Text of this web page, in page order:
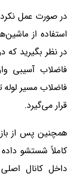
در صورت عمل
استفاده از
در نظر بگیرید که
فاضلاب آسیبی
فاضلاب مسیر
قرار می‌گیرد.
همچنین پس از
کاملاً شستشو
داخل کانال